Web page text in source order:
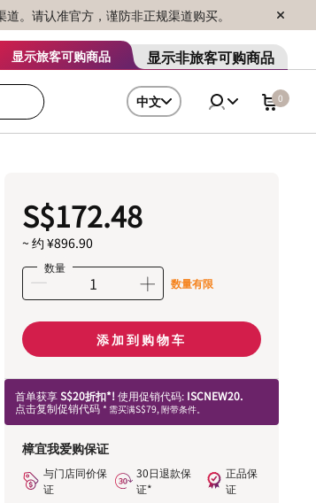
。请认准官方，谨防非正规渠道购买。
显示旅客可购商品 显示非旅客可购商品
中文 0
S$172.48
~ 约 ¥896.90
数量
数量有限
添加到购物车
首单获享S$20折扣*! 使用促销代码: ISCNEW20.
点击复制促销代码 * 需买满S$79, 附带条件。
樟宜我爱购保证
与门店同价保
证
30日退款保
证*
正品保
证